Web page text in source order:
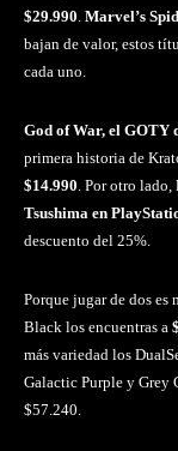
$29.990. Marvel’s
bajan de valor, estos
cada uno.
God of War, el GOTY
primera historia de
$14.990. Por otro lado,
Tsushima en
descuento del 25%.
Porque jugar de dos es
Black los encuentras a
más variedad los
Galactic Purple y Grey
$57.240.